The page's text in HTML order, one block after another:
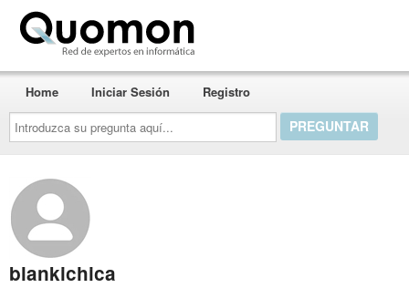
Introduzca
su
pregunta
aquí...
Home Iniciar Sesión Registro
blankichica